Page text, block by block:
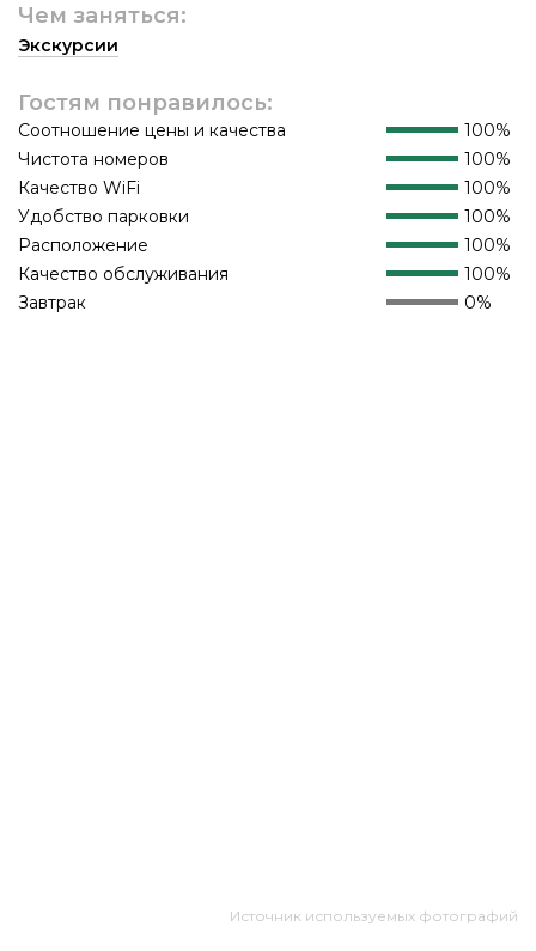
Чем заняться:
Экскурсии
Гостям понравилось:
Соотношение цены и качества
100%
Чистота номеров
100%
Качество WiFi
100%
Удобство парковки
100%
Расположение
100%
Качество обслуживания
100%
Завтрак
0%
Источник используемых фотографий